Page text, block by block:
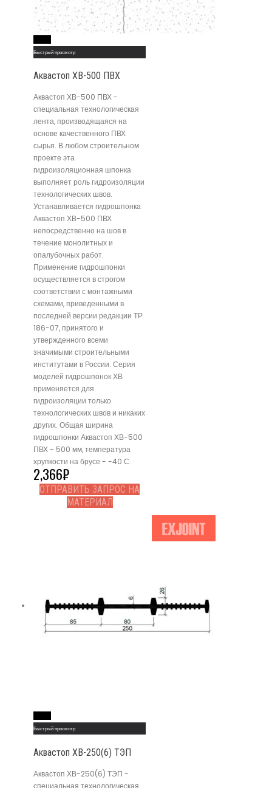
Быстрый просмотр
Аквастоп ХВ-500 ПВХ
Аквастоп ХВ-500 ПВХ -
специальная технологическая
лента, производящаяся на
основе качественного ПВХ
сырья. В любом строительном
проекте эта
гидроизоляционная шпонка
выполняет роль гидроизоляции
технологических швов.
Устанавливается гидрошпонка
Аквастоп ХВ-500 ПВХ
непосредственно на шов в
течение монолитных и
опалубочных работ.
Применение гидрошпонки
осуществляется в строгом
соответствии с монтажными
схемами, приведенными в
последней версии редакции ТР
186-07, принятого и
утвержденного всеми
значимыми строительными
институтами в России. Серия
моделей гидрошпонок ХВ
применяется для
гидроизоляции только
технологических швов и никаких
других. Общая ширина
гидрошпонки Аквастоп ХВ-500
ПВХ - 500 мм, температура
хрупкости на брусе - -40 С.
2,366₽
ОТПРАВИТЬ ЗАПРОС НА
МАТЕРИАЛ
Быстрый просмотр
Аквастоп ХВ-250(6) ТЭП
Аквастоп ХВ-250(6) ТЭП -
специальная технологическая